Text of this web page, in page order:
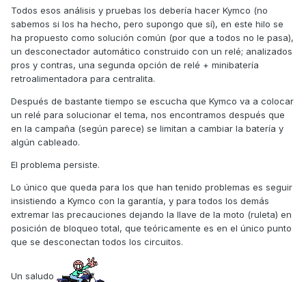
En los coches con CANBUS.... Tubieron problemas
parecidos algunos por que no cerraban el BUS
para que me entiendas.... La gente cambiaba el navegador
y por actualización o por ser otro modelo, no cerraban el
bus y eso producía que algunas centralitas se quedarán
encendidas todo el día con su respecto consumo, poco, si,
pedo suficiente para dejarlo K.O en unos días
Imagínate en una batería de moto que es muchísimo más
la llave se proximidad.... Alguna centralita se queda abierta.
Si llegas a comprobar que tienes consumo de batería.....
Podrías ir identificando los fusibles e ir quitando uno a uno
cuando la tengas parada a ver si soltando alguno deja de
tener el consumo de batería
Todos esos análisis y pruebas los debería hacer Kymco (no
sabemos si los ha hecho, pero supongo que sí), en este hilo se
ha propuesto como solución común (por que a todos no le pasa),
un desconectador automático construido con un relé; analizados
pros y contras, una segunda opción de relé + minibatería
retroalimentadora para centralita.
Después de bastante tiempo se escucha que Kymco va a colocar
un relé para solucionar el tema, nos encontramos después que
en la campaña (según parece) se limitan a cambiar la batería y
algún cableado.
El problema persiste.
Lo único que queda para los que han tenido problemas es seguir
insistiendo a Kymco con la garantía, y para todos los demás
extremar las precauciones dejando la llave de la moto (ruleta) en
posición de bloqueo total, que teóricamente es en el único punto
que se desconectan todos los circuitos.
Un saludo